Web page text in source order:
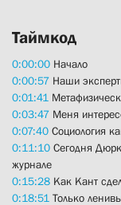
Таймкод
0:00:00 Начало
0:00:57 Наши
0:01:41
0:03:47 Меня
0:07:40 Социология
0:11:10 Сегодня
журнале
0:15:28 Как Кант
0:18:51 Только